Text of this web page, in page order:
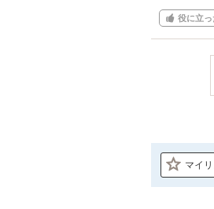
役に立っ
マイ